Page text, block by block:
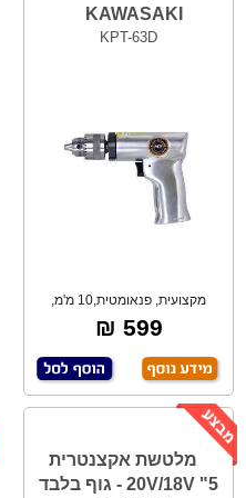
KAWASAKI
KPT-63D
מקצועית, פנאומטית,10 מ'מ,
קלילה.
599 ₪
מלטשת אקצנטרית
20V/18V "5 - גוף בלבד